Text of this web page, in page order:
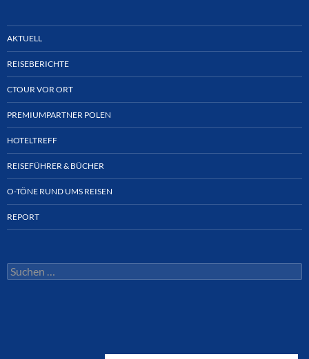
AKTUELL
REISEBERICHTE
CTOUR VOR ORT
PREMIUMPARTNER POLEN
HOTELTREFF
REISEFÜHRER & BÜCHER
O-TÖNE RUND UMS REISEN
REPORT
Suchen
nach: